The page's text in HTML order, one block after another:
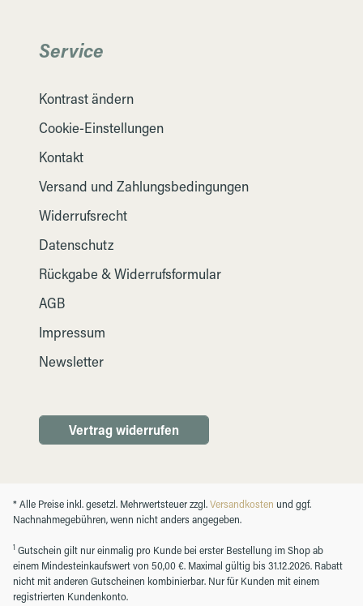
Service
Kontrast ändern
Cookie-Einstellungen
Kontakt
Versand und Zahlungsbedingungen
Widerrufsrecht
Datenschutz
Rückgabe & Widerrufsformular
AGB
Impressum
Newsletter
Vertrag widerrufen
* Alle Preise inkl. gesetzl. Mehrwertsteuer zzgl.Versandkosten und ggf.
Nachnahmegebühren, wenn nicht anders angegeben.
1 Gutschein gilt nur einmalig pro Kunde bei erster Bestellung im Shop ab
einem Mindesteinkaufswert von 50,00 €. Maximal gültig bis 31.12.2026. Rabatt
nicht mit anderen Gutscheinen kombinierbar. Nur für Kunden mit einem
registrierten Kundenkonto.